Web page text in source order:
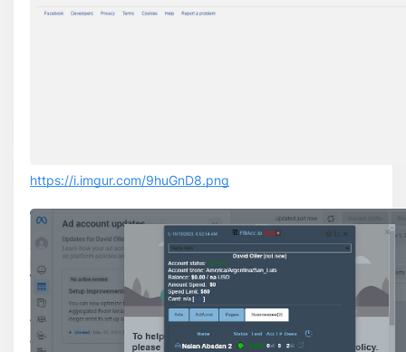
https://i.imgur.com/9huGnD8.png